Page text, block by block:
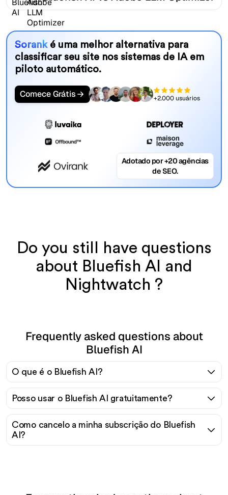
Sorank é uma melhor alternativa para
classificar seu site nos sistemas de IA em
piloto automático.
Comece Grátis +2.000 usuários
Adotado por +20 agências
de SEO.
Do you still have questions
about Bluefish AI and
Nightwatch ?
Frequently asked questions about
Bluefish AI
O que é o Bluefish AI?
Posso usar o Bluefish AI gratuitamente?
Como cancelo a minha subscrição do Bluefish
AI?